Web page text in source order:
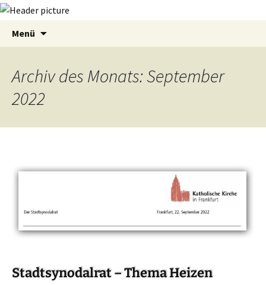
Menü
Archiv des Monats: September
2022
Stadtsynodalrat – Thema Heizen